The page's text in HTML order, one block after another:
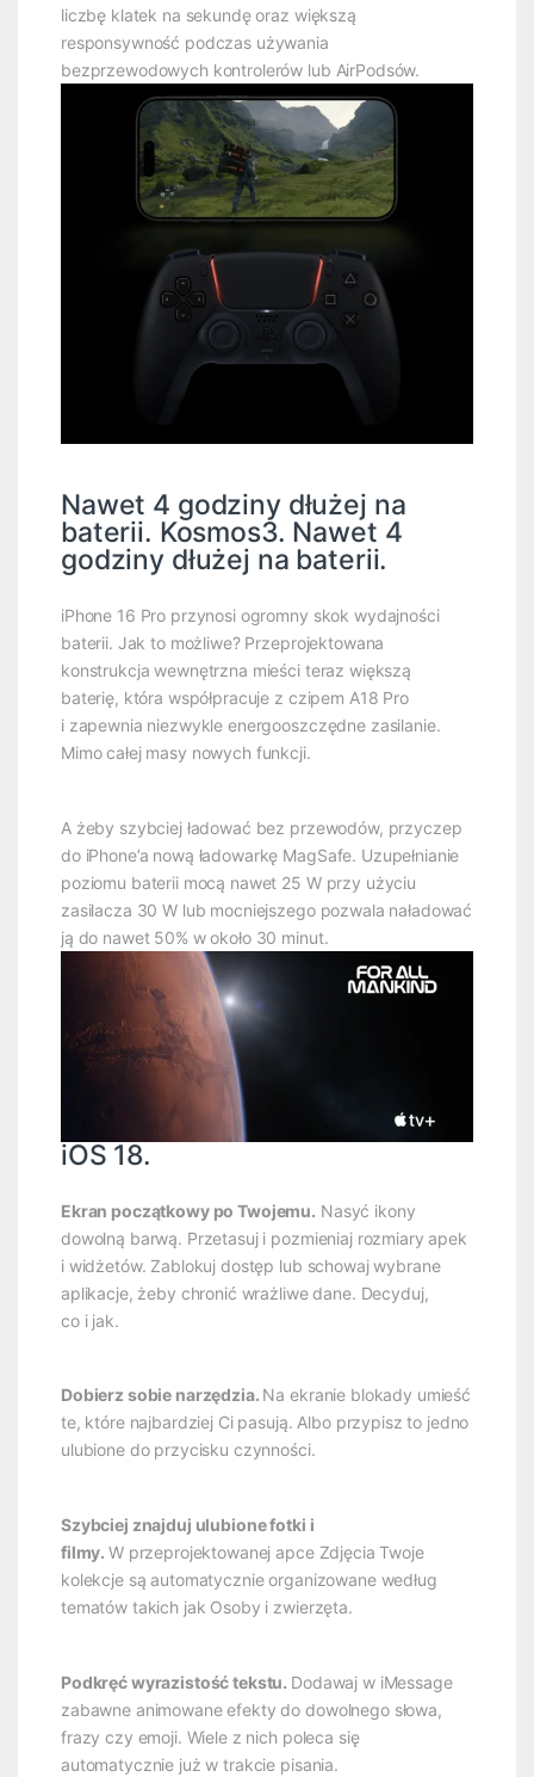
liczbę klatek na sekundę oraz większą
responsywność podczas używania
bezprzewodowych kontrolerów lub AirPodsów.
Nawet 4 godziny dłużej na
baterii. Kosmos3. Nawet 4
godziny dłużej na baterii.
iPhone 16 Pro przynosi ogromny skok wydajności
baterii. Jak to możliwe? Przeprojektowana
konstrukcja wewnętrzna mieści teraz większą
baterię, która współpracuje z czipem A18 Pro
i zapewnia niezwykle energooszczędne zasilanie.
Mimo całej masy nowych funkcji.
A żeby szybciej ładować bez przewodów, przyczep
do iPhone’a nową ładowarkę MagSafe. Uzupełnianie
poziomu baterii mocą nawet 25 W przy użyciu
zasilacza 30 W lub mocniejszego pozwala naładować
ją do nawet 50% w około 30 minut.
iOS 18.
Ekran początkowy po Twojemu. Nasyć ikony
dowolną barwą. Przetasuj i pozmieniaj rozmiary apek
i widżetów. Zablokuj dostęp lub schowaj wybrane
aplikacje, żeby chronić wrażliwe dane. Decyduj,
co i jak.
Dobierz sobie narzędzia. Na ekranie blokady umieść
te, które najbardziej Ci pasują. Albo przypisz to jedno
ulubione do przycisku czynności.
Szybciej znajduj ulubione fotki i
filmy.W przeprojektowanej apce Zdjęcia Twoje
kolekcje są automatycznie organizowane według
tematów takich jak Osoby i zwierzęta.
Podkręć wyrazistość tekstu. Dodawaj w iMessage
zabawne animowane efekty do dowolnego słowa,
frazy czy emoji. Wiele z nich poleca się
automatycznie już w trakcie pisania.